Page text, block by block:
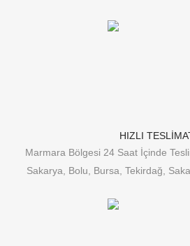
HIZLI
Marmara Bölgesi 24 Saat İçinde
Sakarya, Bolu, Bursa, Tekirdağ,